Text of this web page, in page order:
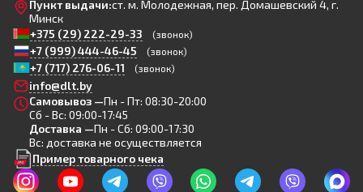
Пункт выдачи:ст. м. Молодежная, пер. Домашевский 4, г.
Минск
+375 (29) 222-29-33
(звонок)
+7 (999) 444-46-45 (звонок)
+7 (717) 276-06-11 (звонок)
info@dlt.by
Самовывоз —Пн - Пт: 08:30-20:00
Сб - Вс: 09:00-17:45
Доставка —Пн - Сб: 09:00-17:30
Вс: доставка не осуществляется
Пример товарного чека